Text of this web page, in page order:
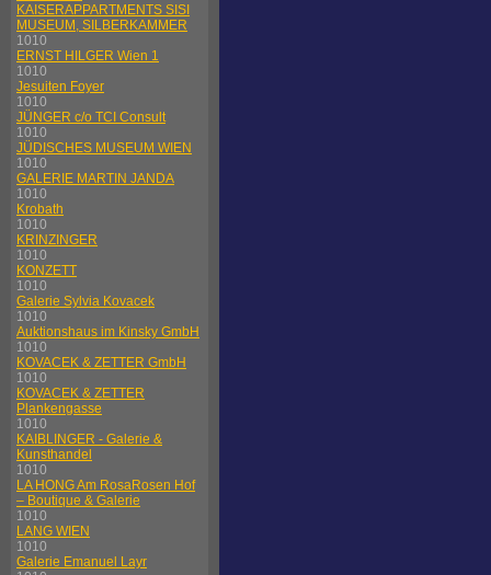
KAISERAPPARTMENTS SISI
MUSEUM, SILBERKAMMER
1010
ERNST HILGER Wien 1
1010
Jesuiten Foyer
1010
JÜNGER c/o TCI Consult
1010
JÜDISCHES MUSEUM WIEN
1010
GALERIE MARTIN JANDA
1010
Krobath
1010
KRINZINGER
1010
KONZETT
1010
Galerie Sylvia Kovacek
1010
Auktionshaus im Kinsky GmbH
1010
KOVACEK & ZETTER GmbH
1010
KOVACEK & ZETTER
Plankengasse
1010
KAIBLINGER - Galerie &
Kunsthandel
1010
LA HONG Am RosaRosen Hof
– Boutique & Galerie
1010
LANG WIEN
1010
Galerie Emanuel Layr